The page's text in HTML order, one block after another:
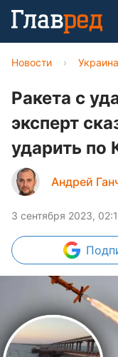
Новости › Украина
Ракета с
эксперт
ударить по
Андрей
3 сентября 2023,